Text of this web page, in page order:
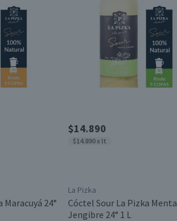
24°
$14.890
$14.890 x lt
La Pizka
Cóctel Sour La Pizka Menta
Jengibre 24° 1 L